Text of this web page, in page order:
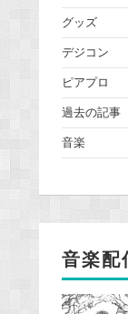
グッズ
デジコン
ピアプロ
過去の記事
音楽
音楽配